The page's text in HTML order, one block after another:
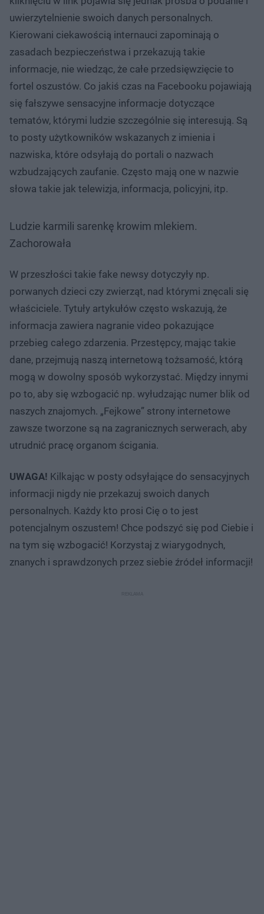
uwierzytelnienie swoich danych personalnych.
Kierowani ciekawością internauci zapominają o
zasadach bezpieczeństwa i przekazują takie
informacje, nie wiedząc, że całe przedsięwzięcie to
fortel oszustów. Co jakiś czas na Facebooku pojawiają
się fałszywe sensacyjne informacje dotyczące
tematów, którymi ludzie szczególnie się interesują. Są
to posty użytkowników wskazanych z imienia i
nazwiska, które odsyłają do portali o nazwach
wzbudzających zaufanie. Często mają one w nazwie
słowa takie jak telewizja, informacja, policyjni, itp.
Ludzie karmili sarenkę krowim mlekiem.
Zachorowała
W przeszłości takie fake newsy dotyczyły np.
porwanych dzieci czy zwierząt, nad którymi znęcali się
właściciele. Tytuły artykułów często wskazują, że
informacja zawiera nagranie video pokazujące
przebieg całego zdarzenia. Przestępcy, mając takie
dane, przejmują naszą internetową tożsamość, którą
mogą w dowolny sposób wykorzystać. Między innymi
po to, aby się wzbogacić np. wyłudzając numer blik od
naszych znajomych. „Fejkowe” strony internetowe
zawsze tworzone są na zagranicznych serwerach, aby
utrudnić pracę organom ścigania.
UWAGA! Kilkając w posty odsyłające do sensacyjnych
informacji nigdy nie przekazuj swoich danych
personalnych. Każdy kto prosi Cię o to jest
potencjalnym oszustem! Chce podszyć się pod Ciebie i
na tym się wzbogacić! Korzystaj z wiarygodnych,
znanych i sprawdzonych przez siebie źródeł informacji!